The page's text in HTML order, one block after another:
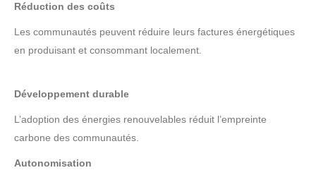
Réduction des coûts
Les communautés peuvent réduire leurs factures énergétiques
en produisant et consommant localement.
Développement durable
L’adoption des énergies renouvelables réduit l’empreinte
carbone des communautés.
Autonomisation